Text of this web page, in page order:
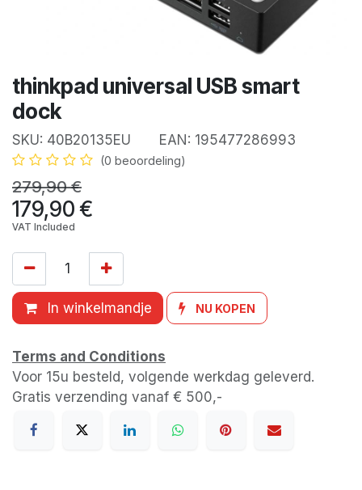
thinkpad universal USB smart
dock
SKU: 40B20135EU EAN: 195477286993
(0 beoordeling)
279,90€
179,90€
VAT Included
In winkelmandje NU KOPEN
Terms and Conditions
Voor 15u besteld, volgende werkdag geleverd.
Gratis verzending vanaf € 500,-